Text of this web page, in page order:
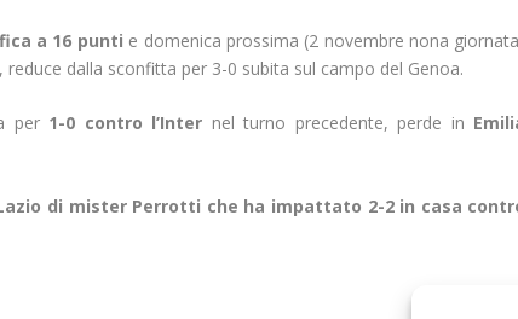
a 16 punti e domenica prossima (2 novembre nona
dalla sconfitta per 3-0 subita sul campo del Genoa.
per 1-0 contro l’Inter nel turno precedente, perde in
di mister Perrotti che ha impattato 2-2 in casa